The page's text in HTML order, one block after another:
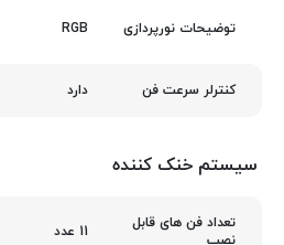
توضیحات نورپردازی RGB
کنترلر سرعت فن دارد
سیستم خنک کننده
تعداد فن های قابل
نصب
11 عدد